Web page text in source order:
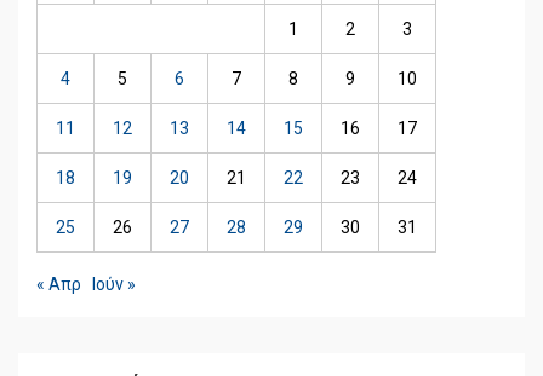
1 2 3
4 5 6 7 8 9 10
11 12 13 14 15 16 17
18 19 20 21 22 23 24
25 26 27 28 29 30 31
« Απρ Ιούν »